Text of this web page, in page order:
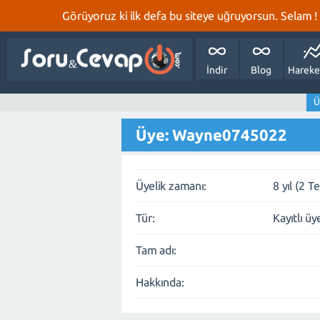
Görüyoruz ki ilk defa bu siteye uğruyorsun. Selam !
İndir Blog
Üye: Wayne0745022
Üyelik zamanı: 8 yıl (2
Tür: Kayıtlı
Tam adı:
Hakkında: